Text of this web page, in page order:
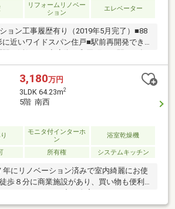
リフォームリノベー
ション
エレベーター
ョン工事履歴有り（2019年5月完了）■88
に近いワイドスパン住戸■駅前再開発でき
的なLDKは約21帖。リビングとダイニン
り分けて利用できます■LDに湿気を抑える
ト採用、食洗機・浴室乾燥機など設備充実
ニー！通風良好■室内は大変綺麗にお使い
ベーション内容―・給湯器交換 ・全フロ
替 ・システムキッチン交換・全建具交
トバス交換 ・ダウンライト設置・フロ
替 ・洗面化粧台交換 ・トイレ交換 ・
交換 ・間取り変更 等
3,180万円
3LDK 64.23m2
5階 南西
モニタ付インターホ
ン
浴室乾燥機
所有権 システムキッチン
にリノベーション済みで室内綺麗にお使
歩８分に商業施設があり、買い物も便利
面談が利用可能です。お気軽にお問い合わ